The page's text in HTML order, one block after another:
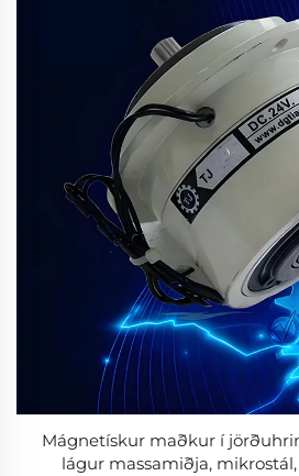
Mágnetískur maðkur í
lágur massamiðja,